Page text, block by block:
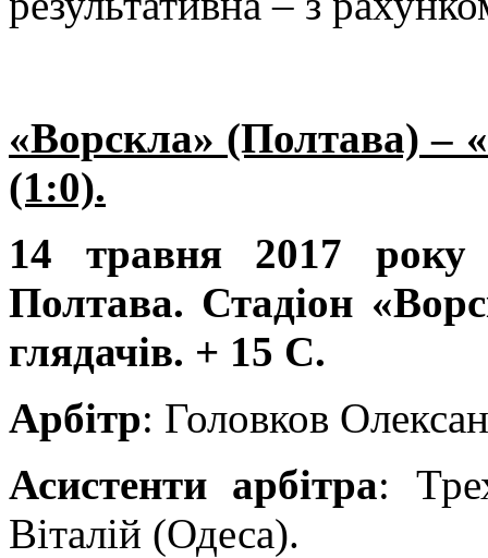
«Ворскла» (Полтава) –
(1:0).
14 травня 2017 року
Полтава. Стадіон
глядачів. + 15 С.
Арбітр: Головков
Асистенти арбітра:
Віталій (Одеса).